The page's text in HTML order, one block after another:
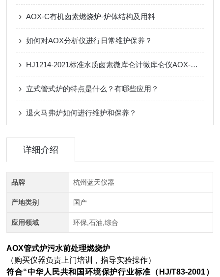
AOX-C有机卤素燃烧炉-炉体结构及用料
如何对AOX分析仪进行日常维护保养？
HJ1214-2021标准水质卤素微库仑计微库仑仪AOX-WK-S
立式管式炉的特点是什么？有哪些应用？
退火马弗炉如何进行维护和保养？
详细介绍
品牌 杭州蓝天仪器
产地类别 国产
应用领域 环保,石油,综合
AOX管式炉污水前处理燃烧炉
（购买仪器负责上门培训，指导实验操作）
符合“中华人民共和国环境保护行业标准（HJ/T83-2001）